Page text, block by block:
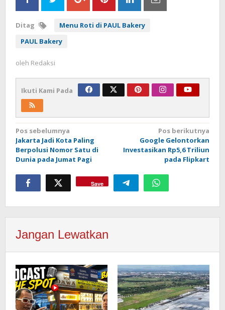
Ditag
Menu Roti di PAUL Bakery
PAUL Bakery
oleh Redaksi
Ikuti Kami Pada
Navigasi
pos
Pos sebelumnya
Jakarta Jadi Kota Paling
Berpolusi Nomor Satu di
Dunia pada Jumat Pagi
Pos berikutnya
Google Gelontorkan
Investasikan Rp5,6 Triliun
pada Flipkart
Save
Jangan Lewatkan